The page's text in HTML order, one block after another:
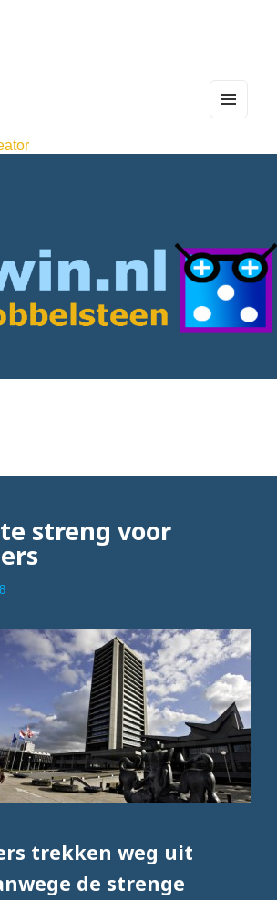
WIDG
streng voor
trekken weg uit
de strenge